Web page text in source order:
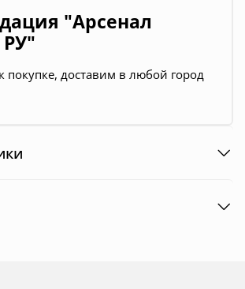
"Арсенал
покупке, доставим в любой город